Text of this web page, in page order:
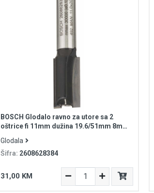
BOSCH Glodalo ravno za utore sa 2
oštrice fi 11mm dužina 19.6/51mm 8mm
Glodala
Šifra: 2608628384
31,00 KM